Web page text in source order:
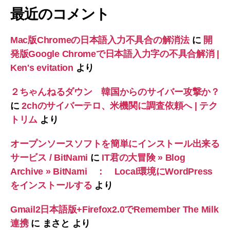
象:
最近のコメント
Mac版Chromeの日本語入力不具合の解消法に 開
発版Google Chromeで日本語入力字の不具合解消 |
Ken's evitation より
２ちゃんねるダウン 韓国からのサイバー攻撃か？
に2chのサイバーテロ、米機関に調査依頼へ | テク
トリム より
オープンソースソフトを簡単にインストール出来る
サービス / BitNami に IT君の大冒険 » Blog
Archive » BitNami ： Local環境にWordPress
をインストールする より
Gmail2日本語版+Firefox2.0でRemember The Milk
連携に まさと より